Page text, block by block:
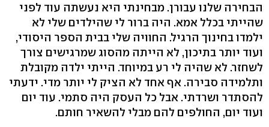
הבחירה שלנו עבורן. מבחינתי היא נעשתה עוד לפני
שהייתי בכלל אמא. היה ברור לי שהילדים שלי לא
ילמדו בחינוך הרגיל. החוויה שלי בבית הספר היסודי,
ועוד יותר בתיכון, לא הייתה מהסוג שמרגישים צורך
לשחזר. לא שהיה לי רע במיוחד. הייתי ילדה מקובלת
ותלמידה סבירה. אף אחד לא הציק לי יותר מדי. ידעתי
להסתדר ושרדתי. אבל כל העסק היה סתמי. עוד יום
ועוד יום, החולפים להם מבלי להשאיר חותם.